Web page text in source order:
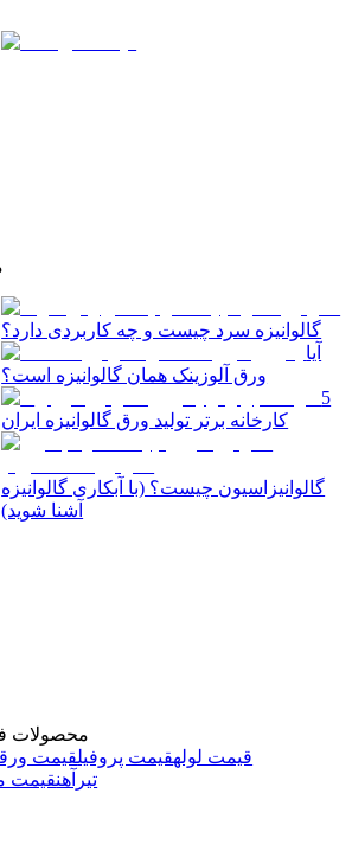
گالوانیزه سرد چیست و چه کاربردی دارد؟
آیا
ورق آلوزینک همان گالوانیزه است؟
5
کارخانه برتر تولید ورق گالوانیزه ایران
گالوانیزاسیون چیست؟ (با آبکاری گالوانیزه
آشنا شوید)
محصولات
قیمت لولهقیمت پروفیلقیمت ورق
تیرآهنقیمت